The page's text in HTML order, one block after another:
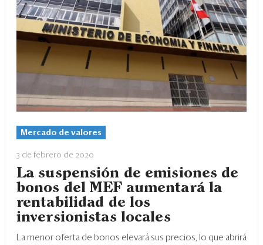
Blogs
Ranking CEO
Edición Impresa
Mercado de valores
3 de febrero de 2020
La suspensión de emisiones de
bonos del MEF aumentará la
rentabilidad de los
inversionistas locales
La menor oferta de bonos elevará sus precios, lo que abrirá